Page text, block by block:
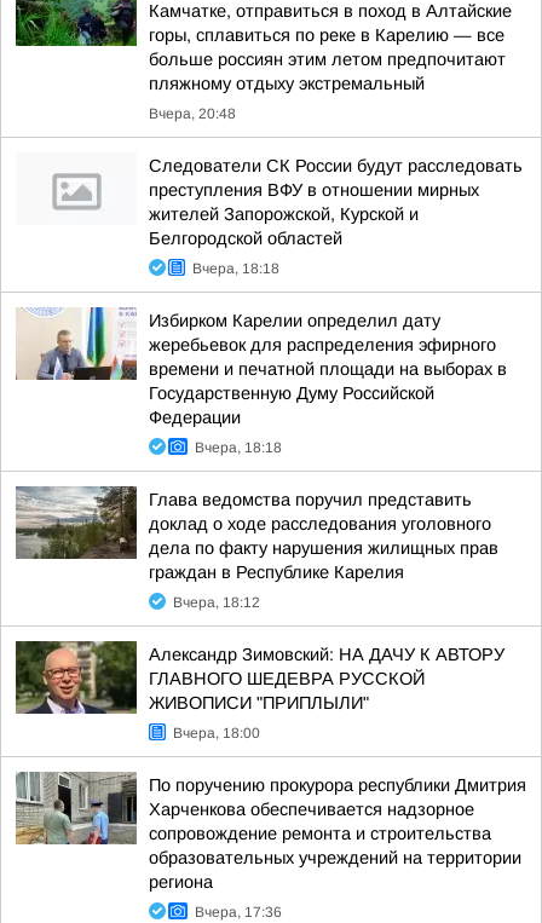
Камчатке, отправиться в поход в Алтайские
горы, сплавиться по реке в Карелию — все
больше россиян этим летом предпочитают
пляжному отдыху экстремальный
Вчера, 20:48
Следователи СК России будут расследовать
преступления ВФУ в отношении мирных
жителей Запорожской, Курской и
Белгородской областей
Вчера, 18:18
Избирком Карелии определил дату
жеребьевок для распределения эфирного
времени и печатной площади на выборах в
Государственную Думу Российской
Федерации
Вчера, 18:18
Глава ведомства поручил представить
доклад о ходе расследования уголовного
дела по факту нарушения жилищных прав
граждан в Республике Карелия
Вчера, 18:12
Александр Зимовский: НА ДАЧУ К АВТОРУ
ГЛАВНОГО ШЕДЕВРА РУССКОЙ
ЖИВОПИСИ "ПРИПЛЫЛИ"
Вчера, 18:00
По поручению прокурора республики Дмитрия
Харченкова обеспечивается надзорное
сопровождение ремонта и строительства
образовательных учреждений на территории
региона
Вчера, 17:36